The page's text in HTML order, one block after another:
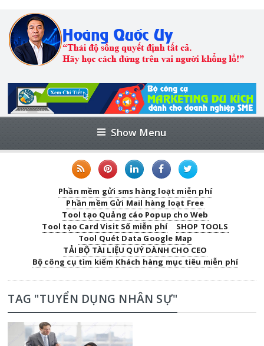
Show Menu
Phần mềm gửi sms hàng loạt miễn phí
Phần mềm Gửi Mail hàng loạt Free
Tool tạo Quảng cáo Popup cho Web
Tool tạo Card Visit Số miễn phí
SHOP TOOLS
Tool Quét Data Google Map
TẢI BỘ TÀI LIỆU QUÝ DÀNH CHO CEO
Bộ công cụ tìm kiếm Khách hàng mục tiêu miễn phí
TAG "TUYỂN DỤNG NHÂN SỰ"